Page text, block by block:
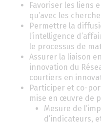
Favoriser les liens
qu’avec les
Permettre la
l’intelligence
le processus de
Assurer la liaison
innovation du
courtiers en
Participer et co-
mise en œuvre de
Mesure de
d’indicateurs,